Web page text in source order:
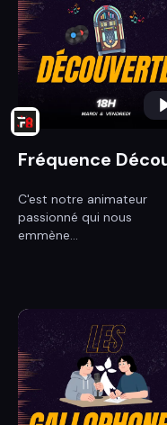
C'est notre animateur
passionné qui nous
emmène...